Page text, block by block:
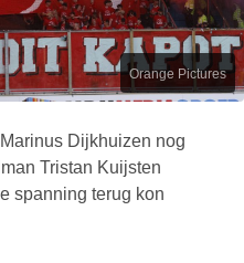
Orange Pictures
Dijkhuizen nog
Tristan Kuijsten
spanning terug kon